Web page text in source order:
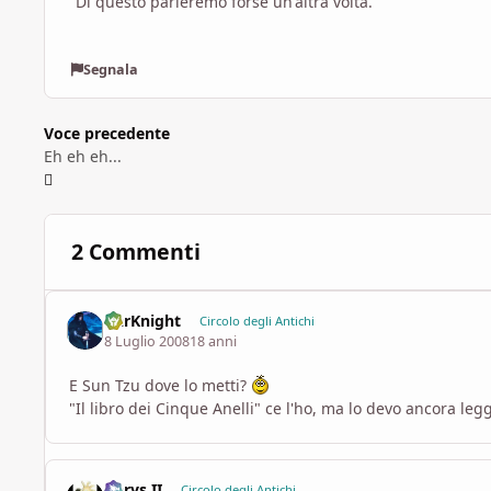
Segnala
Voce precedente
Eh eh eh...
2 Commenti
DarKnight Circolo degli Antichi
8 Luglio 200818 anni
E Sun Tzu dove lo metti?
"Il libro dei Cinque Anelli" ce l'ho, ma lo devo ancora